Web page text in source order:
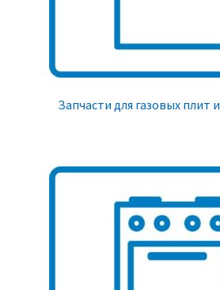
Запчасти для газовых плит